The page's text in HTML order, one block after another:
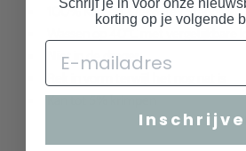
100% Katoen, Oeko-Tex Standaard
Niet in de droger
Kan tot 5% krimpen
Schrijf je in voor onze
korting op je volgende